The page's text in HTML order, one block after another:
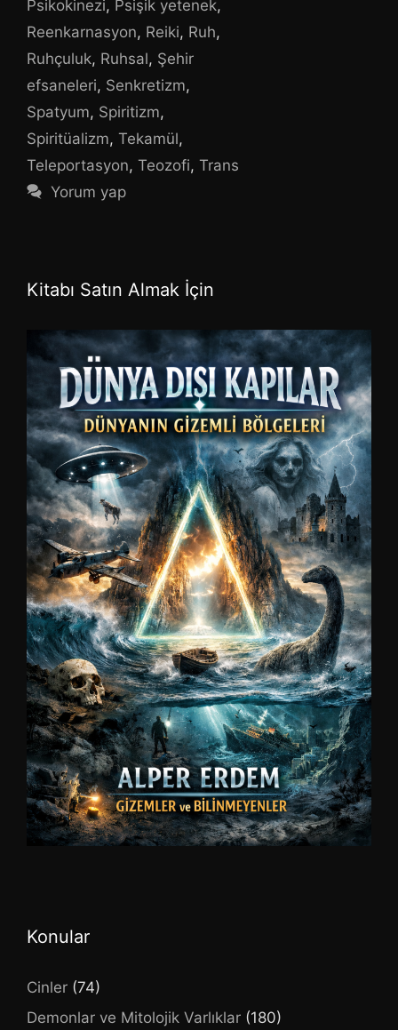
Psikokinezi, Psişik yetenek,
Reenkarnasyon, Reiki, Ruh,
Ruhçuluk, Ruhsal, Şehir
efsaneleri, Senkretizm,
Spatyum, Spiritizm,
Spiritüalizm, Tekamül,
Teleportasyon, Teozofi, Trans
Yorum yap
Kitabı Satın Almak İçin
Konular
Cinler (74)
Demonlar ve Mitolojik Varlıklar (180)